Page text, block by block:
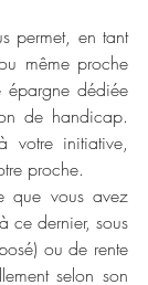
permet, en tant
même proche
épargne dédiée
de handicap.
votre initiative,
proche.
que vous avez
ce dernier, sous
ou de rente
selon son